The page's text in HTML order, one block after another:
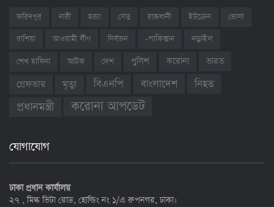
ফরিদপুর নারী হত্যা সেতু রাজধানী ইউক্রেন
ভোলা
রাশিয়া
আওয়ামী লীগ নির্বাচন -পাকিস্তান নড়াইল
শেখ হাসিনা আটক দেশ পুলিশ করোনা
ভারত
গ্রেফতার
মৃত্যু বিএনপি বাংলাদেশ নিহত
প্রধানমন্ত্রী করোনা আপডেট
যোগাযোগ
ঢাকা প্রধান কার্যালয়
২৭ , মিল্ক ভিটা রোড, হোল্ডিং নং ১/এ রুপনগর, ঢাকা।